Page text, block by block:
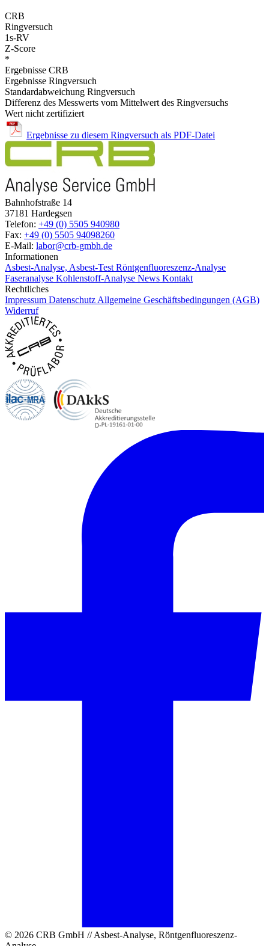
CRB
Ringversuch
1s-RV
Z-Score
*
Ergebnisse CRB
Ergebnisse Ringversuch
Standardabweichung Ringversuch
Differenz des Messwerts vom Mittelwert des Ringversuchs
Wert nicht zertifiziert
Ergebnisse zu diesem Ringversuch als PDF-Datei
Bahnhofstraße 14
37181 Hardegsen
Telefon: +49 (0) 5505 940980
Fax: +49 (0) 5505 94098260
E-Mail: labor@crb-gmbh.de
Informationen
Asbest-Analyse, Asbest-Test Röntgenfluoreszenz-Analyse
Faseranalyse Kohlenstoff-Analyse News Kontakt
Rechtliches
Impressum Datenschutz Allgemeine Geschäftsbedingungen (AGB)
Widerruf
© 2026 CRB GmbH // Asbest-Analyse, Röntgenfluoreszenz-